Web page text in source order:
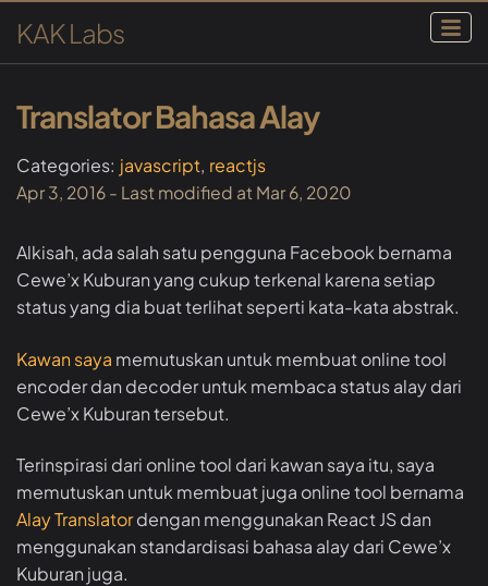
KAK Labs
Translator Bahasa Alay
Categories: javascript reactjs
Apr 3, 2016 - Last modified at Mar 6, 2020
Alkisah, ada salah satu pengguna Facebook bernama
Cewe’x Kuburan yang cukup terkenal karena setiap
status yang dia buat terlihat seperti kata-kata abstrak.
Kawan saya memutuskan untuk membuat online tool
encoder dan decoder untuk membaca status alay dari
Cewe’x Kuburan tersebut.
Terinspirasi dari online tool dari kawan saya itu, saya
memutuskan untuk membuat juga online tool bernama
Alay Translatordengan menggunakan React JS dan
menggunakan standardisasi bahasa alay dari Cewe’x
Kuburan juga.